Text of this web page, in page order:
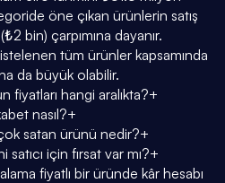
öne çıkan ürünlerin satış
bin) çarpımına dayanır.
tüm ürünler kapsamında
da büyük olabilir.
fiyatları hangi aralıkta?+
nasıl?+
satan ürünü nedir?+
için fırsat var mı?+
fiyatlı bir üründe kâr hesabı